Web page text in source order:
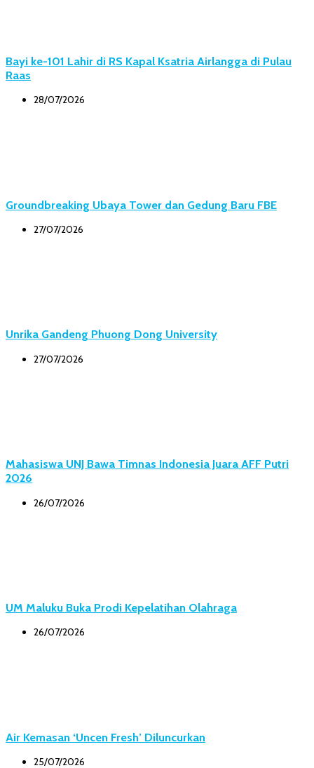
Bayi ke-101 Lahir di RS Kapal Ksatria Airlangga di Pulau
Raas
28/07/2026
Groundbreaking Ubaya Tower dan Gedung Baru FBE
27/07/2026
Unrika Gandeng Phuong Dong University
27/07/2026
Mahasiswa UNJ Bawa Timnas Indonesia Juara AFF Putri
2026
26/07/2026
UM Maluku Buka Prodi Kepelatihan Olahraga
26/07/2026
Air Kemasan ‘Uncen Fresh’ Diluncurkan
25/07/2026